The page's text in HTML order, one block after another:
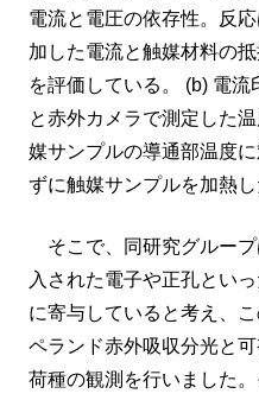
電流と電圧の依存性。反
加した電流と触媒材料の
を評価している。 (b) 電
と赤外カメラで測定した
媒サンプルの導通部温度
ずに触媒サンプルを加熱
そこで、同研究グルー
入された電子や正孔とい
に寄与していると考え、
ペランド赤外吸収分光と
荷種の観測を行いました